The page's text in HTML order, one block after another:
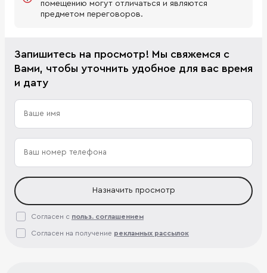
помещению могут отличаться и являются
предметом переговоров.
Запишитесь на просмотр! Мы свяжемся с
Вами, чтобы уточнить удобное для вас время
и дату
Назначить просмотр
Согласен с польз. соглашением
Согласен на получение рекламных рассылок